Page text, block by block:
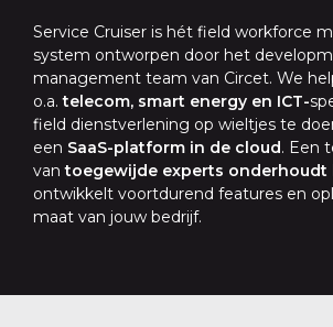
Service Cruiser is hét field workforce
system ontworpen door het
management team van Circet. We
o.a.telecom, smart energy en ICT-
field dienstverlening op wieltjes te
een SaaS-platform in de cloud. Een
van toegewijde experts
ontwikkelt voortdurend features en
maat van jouw bedrijf.